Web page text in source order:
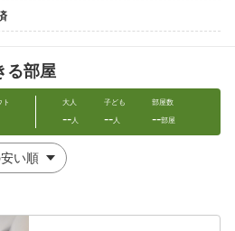
要です。
いたします。）
フェ
波の食材をふんだんに使用したディ
月）になります。
ーはご変更致します。
る部屋
ト 大人
--人
子ども
--人
部屋数
--部屋